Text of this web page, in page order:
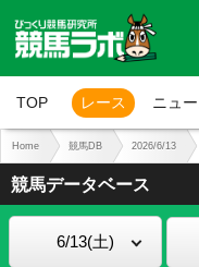
TOP レース ニュ
Home 競馬DB 2026/6/13
競馬データベース